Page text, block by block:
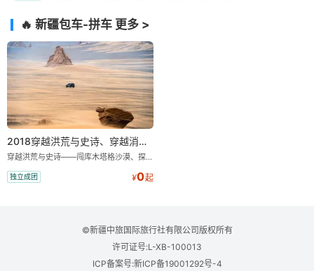
🔥 新疆包车-拼车 更多 >
2018穿越洪荒与史诗、穿越消失仙湖罗布泊、中国顶级越野探险之旅9日游
穿越洪荒与史诗——闯库木塔格沙漠、探古丝路大海道、穿越消失仙湖罗布泊、探寻海头古城、见证塔里木河湿地涅槃胜景 中国顶级越野探险之旅！
独立成团 ¥0起
©新疆中旅国际旅行社有限公司版权所有
许可证号:L-XB-100013
ICP备案号:新ICP备19001292号-4